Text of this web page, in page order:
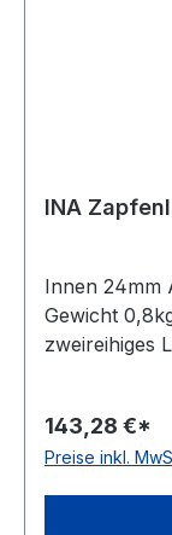
INA
Innen 24mm
Gewicht
zweireihiges
ohne
143,28 €*
Preise inkl.